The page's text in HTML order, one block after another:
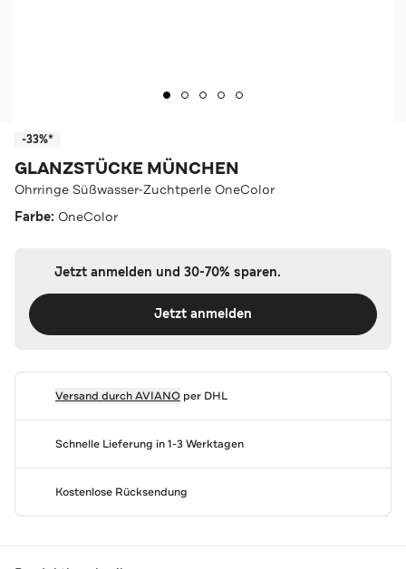
-33%*
GLANZSTÜCKE MÜNCHEN
Ohrringe Süßwasser-Zuchtperle OneColor
Farbe: OneColor
Jetzt anmelden und 30-70% sparen.
Jetzt anmelden
Versand durchAVIANOper DHL
Schnelle Lieferung in 1-3 Werktagen
Kostenlose Rücksendung